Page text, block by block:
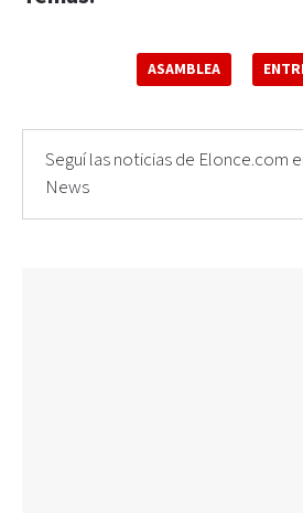
ASAMBLEA
Seguí las noticias de Elonce.com
News